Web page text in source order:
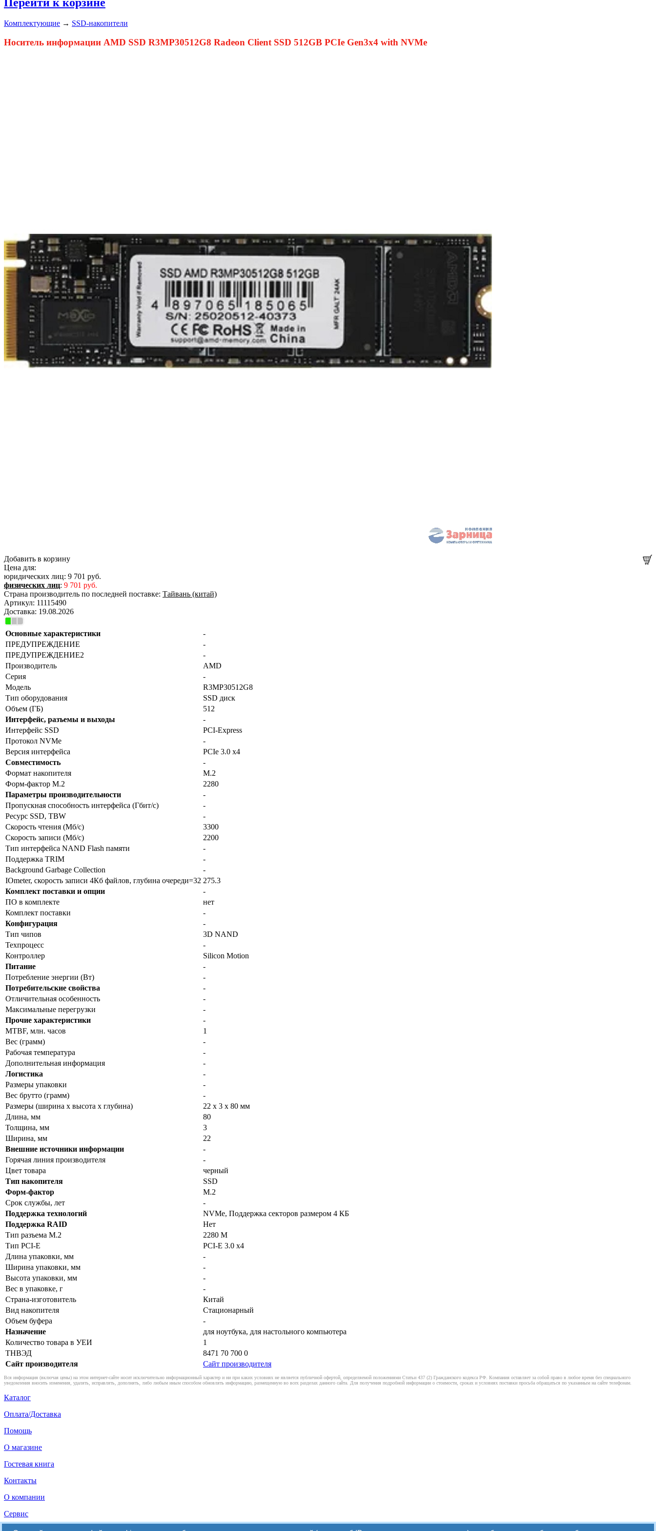
Комплектующие → SSD-накопители
Носитель информации AMD SSD R3MP30512G8 Radeon Client SSD 512GB PCIe Gen3x4 with NVMe
Добавить в корзину
Цена для:
юридических лиц: 9 701 руб.
физических лиц: 9 701 руб.
Страна производитель по последней поставке: Тайвань (китай)
Артикул: 11115490
Доставка: 19.08.2026
Основные характеристики
-
ПРЕДУПРЕЖДЕНИЕ
-
ПРЕДУПРЕЖДЕНИЕ2
-
Производитель
AMD
Серия
-
Модель
R3MP30512G8
Тип оборудования
SSD диск
Объем (ГБ)
512
Интерфейс, разъемы и выходы
-
Интерфейс SSD
PCI-Express
Протокол NVMe
-
Версия интерфейса
PCIe 3.0 x4
Совместимость
-
Формат накопителя
M.2
Форм-фактор M.2
2280
Параметры производительности
-
Пропускная способность интерфейса (Гбит/с)
-
Ресурс SSD, TBW
-
Скорость чтения (Мб/с)
3300
Скорость записи (Мб/с)
2200
Тип интерфейса NAND Flash памяти
-
Поддержка TRIM
-
Background Garbage Collection
-
IOmeter, скорость записи 4Кб файлов, глубина очереди=32 275.3
Комплект поставки и опции
-
ПО в комплекте
нет
Комплект поставки
-
Конфигурация
-
Тип чипов
3D NAND
Техпроцесс
-
Контроллер
Silicon Motion
Питание
-
Потребление энергии (Вт)
-
Потребительские свойства
-
Отличительная особенность
-
Максимальные перегрузки
-
Прочие характеристики
-
MTBF, млн. часов
1
Вес (грамм)
-
Рабочая температура
-
Дополнительная информация
-
Логистика
-
Размеры упаковки
-
Вес брутто (грамм)
-
Размеры (ширина x высота x глубина)
22 х 3 х 80 мм
Длина, мм
80
Толщина, мм
3
Ширина, мм
22
Внешние источники информации
-
Горячая линия производителя
-
Цвет товара
черный
Тип накопителя
SSD
Форм-фактор
M.2
Срок службы, лет
-
Поддержка технологий
NVMe, Поддержка секторов размером 4 КБ
Поддержка RAID
Нет
Тип разъема M.2
2280 M
Тип PCI-E
PCI-E 3.0 x4
Длина упаковки, мм
-
Ширина упаковки, мм
-
Высота упаковки, мм
-
Вес в упаковке, г
-
Страна-изготовитель
Китай
Вид накопителя
Стационарный
Объем буфера
-
Назначение
для ноутбука, для настольного компьютера
Количество товара в УЕИ
1
ТНВЭД
8471 70 700 0
Сайт производителя
Сайт производителя
Вся информация (включая цены) на этом интернет-сайте носит исключительно информационный характер и ни при каких условиях не является публичной офертой, определяемой положениями Статьи 437 (2) Гражданского кодекса РФ. Компания оставляет за собой право в любое время без специального
уведомления вносить изменения, удалять, исправлять, дополнять, либо любым иным способом обновлять информацию, размещенную во всех разделах данного сайта. Для получения подробной информации о стоимости, сроках и условиях поставки просьба обращаться по указанным на сайте телефонам.
Каталог
Оплата/Доставка
Помощь
О магазине
Гостевая книга
Контакты
О компании
Сервис